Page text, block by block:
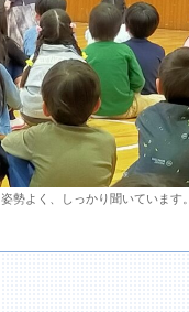
姿勢よく、しっかり聞いています。